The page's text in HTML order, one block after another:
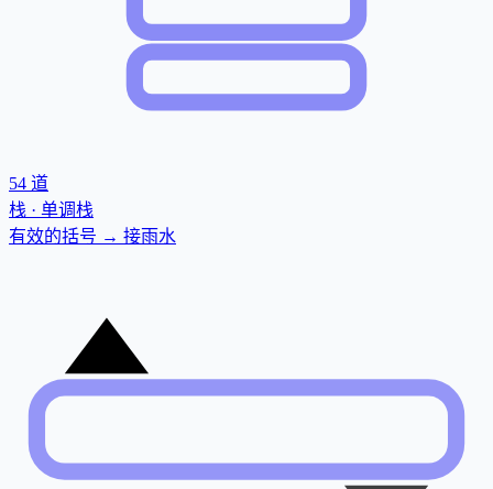
54 道
栈 · 单调栈
有效的括号 → 接雨水